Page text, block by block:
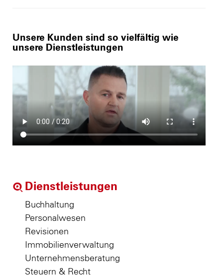
Unsere Kunden sind so vielfältig wie
unsere Dienstleistungen
Dienstleistungen
Buchhaltung
Personalwesen
Revisionen
Immobilienverwaltung
Unternehmensberatung
Steuern & Recht